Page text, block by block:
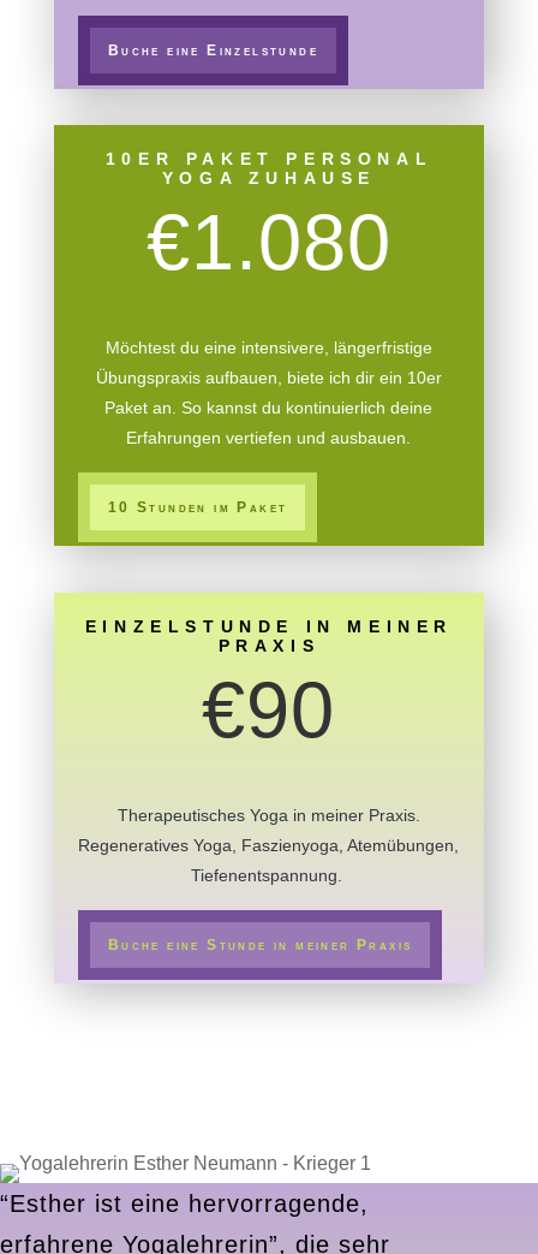
Buche eine Einzelstunde
10ER PAKET PERSONAL
YOGA ZUHAUSE
€1.080
Möchtest du eine intensivere, längerfristige
Übungspraxis aufbauen, biete ich dir ein 10er
Paket an. So kannst du kontinuierlich deine
Erfahrungen vertiefen und ausbauen.
10 Stunden im Paket
EINZELSTUNDE IN MEINER
PRAXIS
€90
Therapeutisches Yoga in meiner Praxis.
Regeneratives Yoga, Faszienyoga, Atemübungen,
Tiefenentspannung.
Buche eine Stunde in meiner Praxis
“Esther ist eine hervorragende,
erfahrene Yogalehrerin”, die sehr